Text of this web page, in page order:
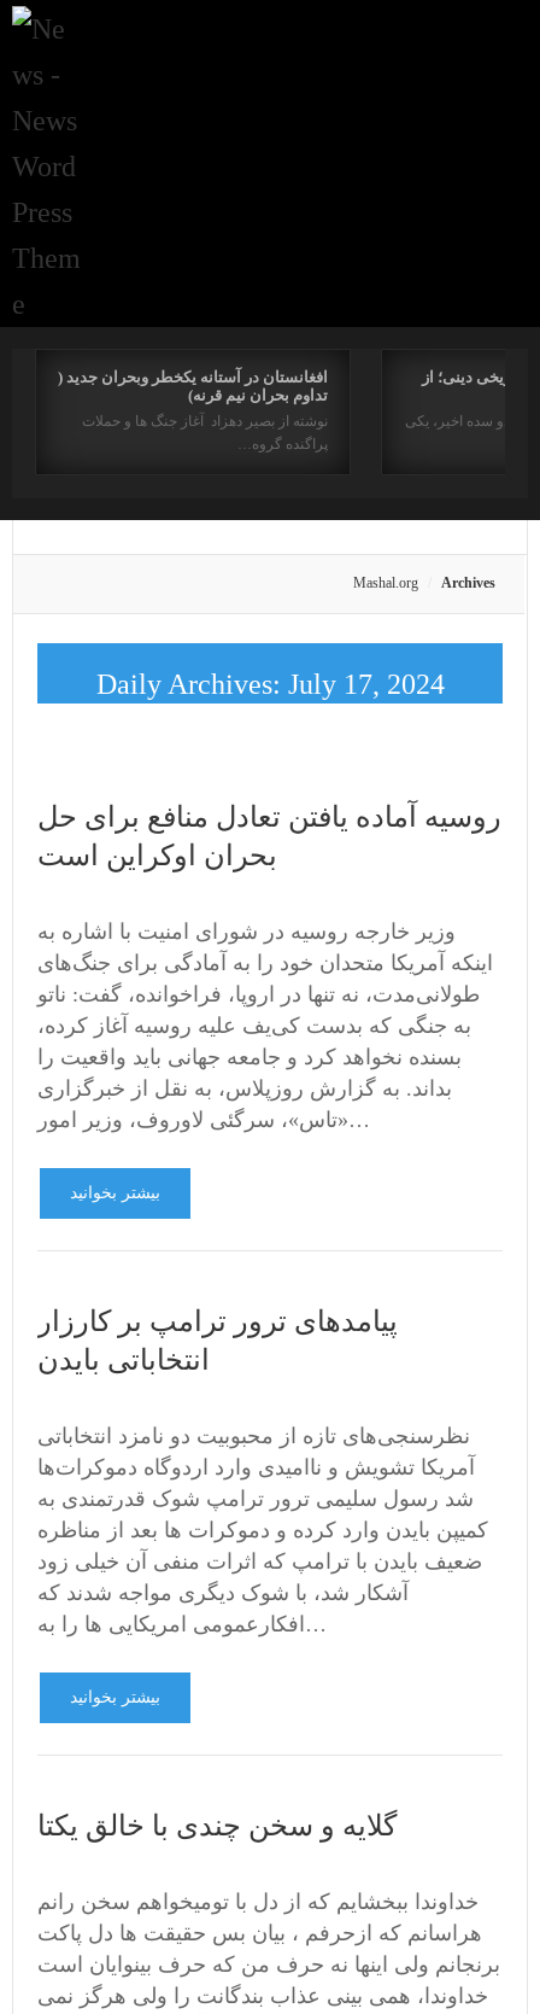
افغانستان در آستانه یکخطر وبحران جدید (
تداوم بحران نیم قرنه)
نوشته از بصیر دهزاد آغاز جنگ ها و حملات
پراگنده گروه…
دینی؛ از
در دو سده اخیر، یکی
Mashal.org Archives
Daily Archives: July 17, 2024
روسیه آماده یافتن تعادل منافع برای حل
بحران اوکراین است
وزیر خارجه روسیه در شورای امنیت با اشاره به
اینکه آمریکا متحدان خود را به آمادگی برای جنگ‌های
طولانی‌مدت، نه تنها در اروپا، فراخوانده، گفت: ناتو
به جنگی که بدست کی‌یف علیه روسیه آغاز کرده،
بسنده نخواهد کرد و جامعه جهانی باید واقعیت را
بداند. به گزارش روزپلاس، به نقل از خبرگزاری
«تاس»، سرگئی لاوروف، وزیر امور…
بیشتر بخوانید
پیامدهای ترور ترامپ بر کارزار
انتخاباتی بایدن
نظرسنجی‌های تازه از محبوبیت دو نامزد انتخاباتی
آمریکا تشویش و ناامیدی وارد اردوگاه دموکرات‌ها
شد رسول سلیمی ترور ترامپ شوک قدرتمندی به
کمیپن بایدن وارد کرده و دموکرات ها بعد از مناظره
ضعیف بایدن با ترامپ که اثرات منفی آن خیلی زود
آشکار شد، با شوک دیگری مواجه شدند که
افکارعمومی امریکایی ها را به…
بیشتر بخوانید
گلایه و سخن چندی با خالق یکتا
خداوندا ببخشایم که از دل با تومیخواهم سخن رانم
هراسانم که ازحرفم ، بیان بس حقیقت ها دل پاکت
برنجانم ولی اینها نه حرف من که حرف بینوایان است
خداوندا، همی بینی عذاب بندگانت را ولی هرگز نمی